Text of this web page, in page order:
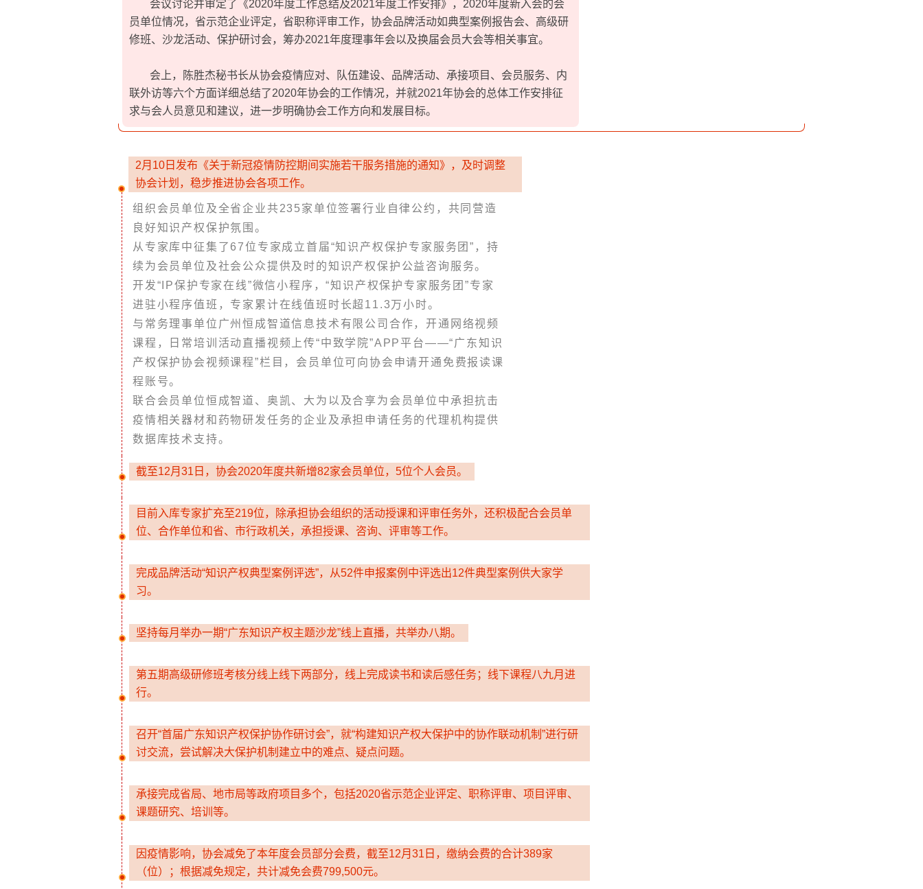
会议讨论并审定了《2020年度工作总结及2021年度工作安排》，2020年度新入会的会
员单位情况，省示范企业评定，省职称评审工作，协会品牌活动如典型案例报告会、高级研
修班、沙龙活动、保护研讨会，筹办2021年度理事年会以及换届会员大会等相关事宜。
会上，陈胜杰秘书长从协会疫情应对、队伍建设、品牌活动、承接项目、会员服务、内
联外访等六个方面详细总结了2020年协会的工作情况，并就2021年协会的总体工作安排征
求与会人员意见和建议，进一步明确协会工作方向和发展目标。
2月10日发布《关于新冠疫情防控期间实施若干服务措施的通知》，及时调整
协会计划，稳步推进协会各项工作。
组织会员单位及全省企业共235家单位签署行业自律公约，共同营造
良好知识产权保护氛围。
从专家库中征集了67位专家成立首届“知识产权保护专家服务团”，持
续为会员单位及社会公众提供及时的知识产权保护公益咨询服务。
开发“IP保护专家在线”微信小程序，“知识产权保护专家服务团”专家
进驻小程序值班，专家累计在线值班时长超11.3万小时。
与常务理事单位广州恒成智道信息技术有限公司合作，开通网络视频
课程，日常培训活动直播视频上传“中致学院”APP平台——“广东知识
产权保护协会视频课程”栏目，会员单位可向协会申请开通免费报读课
程账号。
联合会员单位恒成智道、奥凯、大为以及合享为会员单位中承担抗击
疫情相关器材和药物研发任务的企业及承担申请任务的代理机构提供
数据库技术支持。
截至12月31日，协会2020年度共新增82家会员单位，5位个人会员。
目前入库专家扩充至219位，除承担协会组织的活动授课和评审任务外，还积极配合会员单
位、合作单位和省、市行政机关，承担授课、咨询、评审等工作。
完成品牌活动“知识产权典型案例评选”，从52件申报案例中评选出12件典型案例供大家学
习。
坚持每月举办一期“广东知识产权主题沙龙”线上直播，共举办八期。
第五期高级研修班考核分线上线下两部分，线上完成读书和读后感任务；线下课程八九月进
行。
召开“首届广东知识产权保护协作研讨会”，就“构建知识产权大保护中的协作联动机制”进行研
讨交流，尝试解决大保护机制建立中的难点、疑点问题。
承接完成省局、地市局等政府项目多个，包括2020省示范企业评定、职称评审、项目评审、
课题研究、培训等。
因疫情影响，协会减免了本年度会员部分会费，截至12月31日，缴纳会费的合计389家
（位）；根据减免规定，共计减免会费799,500元。